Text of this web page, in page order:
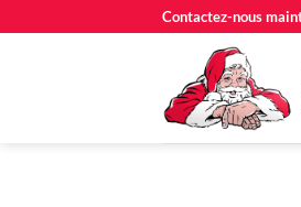
au
Contactez-nous